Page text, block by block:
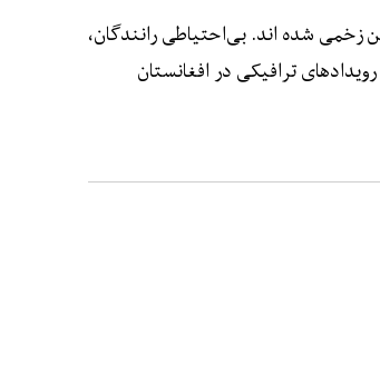
شده اند. بی‌احتیاطی رانندگان،
ترافیکی در افغانستان